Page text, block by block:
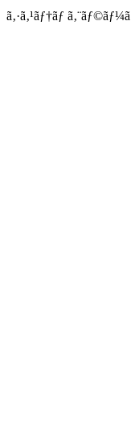
ã‚·ã‚¹ãƒ†ãƒ